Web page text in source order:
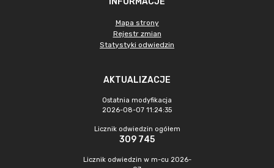
Mapa strony
Rejestr zmian
Statystyki odwiedzin
AKTUALIZACJE
Ostatnia modyfikacja
2026-08-07 11:24:35
Licznik odwiedzin ogółem
309 745
Licznik odwiedzin w m-cu 2026-